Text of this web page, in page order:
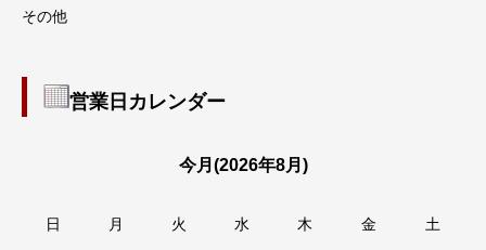
その他
営業日カレンダー
今月(2026年8月)
日 月 火 水 木 金 土